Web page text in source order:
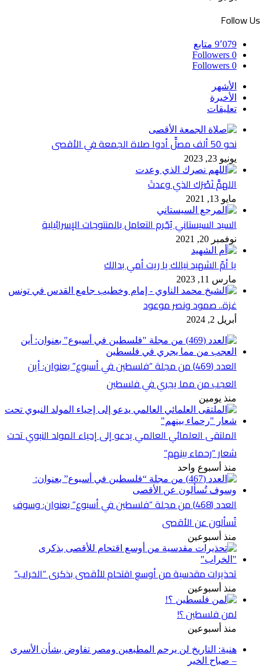
Follow Us
9٬079 متابع
0
Followers
0
Followers
الأشهر
الأخيرة
تعليقات
نحو 50 ألف مصلٍّ أدوا صلاة الجمعة في الأقصى
يونيو 23, 2023
اللهمَّ نَصْرَك الذي وعدتَ
مايو 13, 2021
السيد السيستاني يُحّرم التعامل بالمنتوجات الإسرائيلية
نوفمبر 20, 2021
يا أمّ الشهيد نيالك يا ريت أمي بدالك
مارس 11, 2023
غزة.. صمود ونصر موعود
أبريل 2, 2024
العدد (469) من مجلة “فلسطين في أسبوع” بعنوان: أين
العجب من مما يجري في فلسطين
منذ يومين
الملتقى العلمائي العالمي يدعو إلى إحياء المولد النبوي تحت
شعار “رحماء بينهم”
منذ أسبوع واحد
العدد (468) من مجلة “فلسطين في أسبوع” بعنوان: وسوف
تُسألون عن الأقصى
منذ أسبوعين
تحذيرات مقدسية من أوسع اقتحام للأقصى بذكرى “الخراب”
منذ أسبوعين
لمن فلسطين ؟!
منذ أسبوعين
هنية: التاريخ لن يرحم المطبعين ومصر تفاوض بشأن الأسرى
– صباح الخير